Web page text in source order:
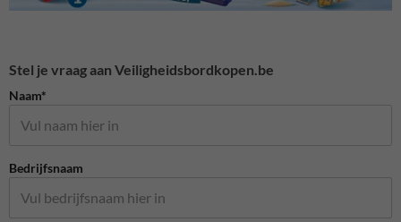
Stel je vraag aan Veiligheidsbordkopen.be
Naam*
Bedrijfsnaam